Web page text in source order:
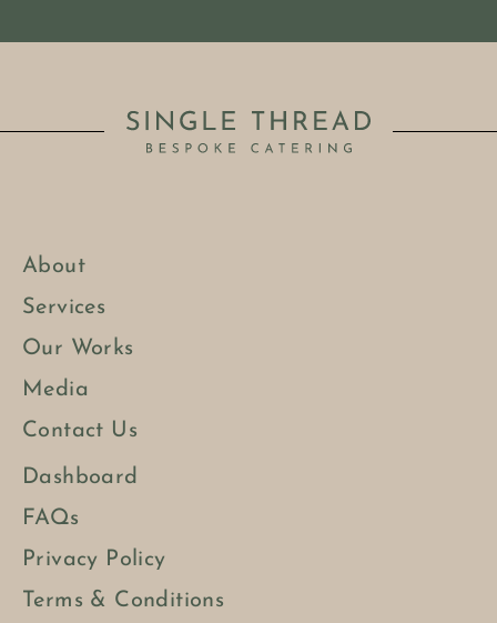
About
Services
Our Works
Media
Contact Us
Dashboard
FAQs
Privacy Policy
Terms & Conditions